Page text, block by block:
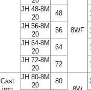
8WF
JH 48-8M
20
48
JH 56-8M
20
56
JH 64-8M
20
64
JH 72-8M
20
72
Cast
JH 80-8M
20
80